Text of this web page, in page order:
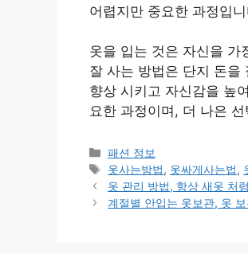
어렵지만 중요한 과정입
옷을 입는 것은 자신을 가
잘 사는 방법은 단지 돈을
향상 시키고 자신감을 높
요한 과정이며, 더 나은
카
테
고
리
패션 정보
태
그
옷사는방법, 옷싸게사는법,
옷 관리 방법, 항상 새옷 처
계절별 안입는 옷보관, 옷